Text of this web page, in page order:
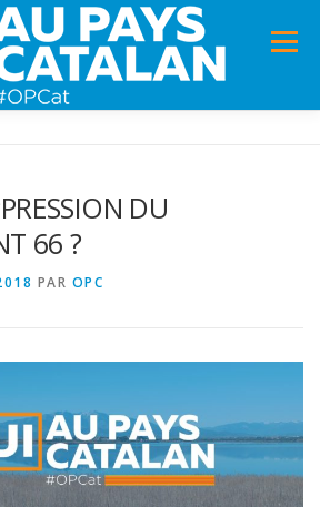
Menu
COMMUNE !
DU
66 ?
PAR OPC